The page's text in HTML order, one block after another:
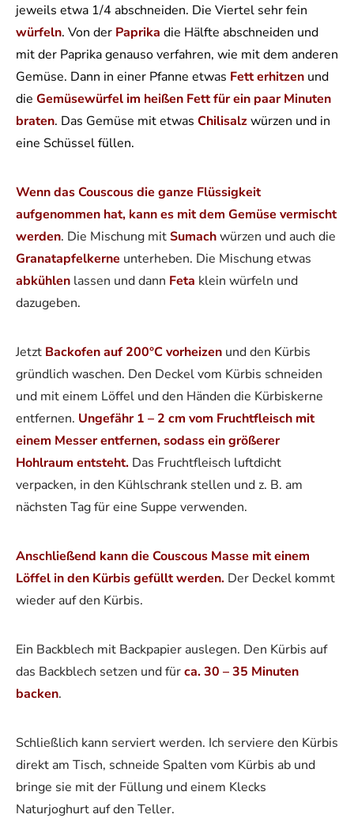
jeweils etwa 1/4 abschneiden. Die Viertel sehr fein
würfeln. Von der Paprika die Hälfte abschneiden und
mit der Paprika genauso verfahren, wie mit dem anderen
Gemüse. Dann in einer Pfanne etwas Fett erhitzen und
die Gemüsewürfel im heißen Fett für ein paar Minuten
braten. Das Gemüse mit etwas Chilisalzwürzen und in
eine Schüssel füllen.
Wenn das Couscous die ganze Flüssigkeit
aufgenommen hat, kann es mit dem Gemüse vermischt
werden. Die Mischung mitSumachwürzen und auch die
Granatapfelkerne unterheben. Die Mischung etwas
abkühlen lassen und dann Feta klein würfeln und
dazugeben.
Jetzt Backofen auf 200°C vorheizen und den Kürbis
gründlich waschen. Den Deckel vom Kürbis schneiden
und mit einem Löffel und den Händen die Kürbiskerne
entfernen. Ungefähr 1 – 2 cm vom Fruchtfleisch mit
einem Messer entfernen, sodass ein größerer
Hohlraum entsteht. Das Fruchtfleisch luftdicht
verpacken, in den Kühlschrank stellen und z. B. am
nächsten Tag für eine Suppe verwenden.
Anschließend kann die Couscous Masse mit einem
Löffel in den Kürbis gefüllt werden. Der Deckel kommt
wieder auf den Kürbis.
Ein Backblech mit Backpapier auslegen. Den Kürbis auf
das Backblech setzen und fürca. 30 – 35 Minuten
backen.
Schließlich kann serviert werden. Ich serviere den Kürbis
direkt am Tisch, schneide Spalten vom Kürbis ab und
bringe sie mit der Füllung und einem Klecks
Naturjoghurt auf den Teller.